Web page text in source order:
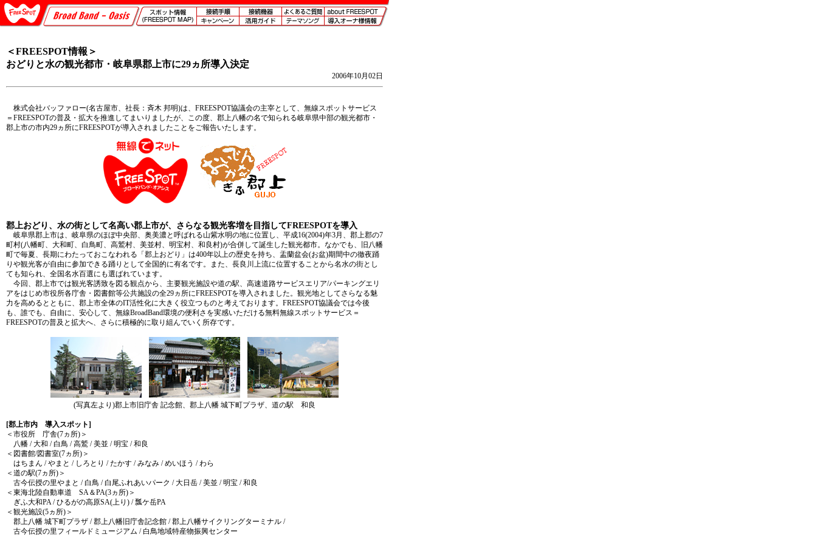
＜FREESPOT情報＞
おどりと水の観光都市・岐阜県郡上市に29ヵ所導入決定
2006年10月02日
株式会社バッファロー(名古屋市、社長：斉木 邦明)は、FREESPOT協議会の主宰として、無線スポットサービス
＝FREESPOTの普及・拡大を推進してまいりましたが、この度、郡上八幡の名で知られる岐阜県中部の観光都市・
郡上市の市内29ヵ所にFREESPOTが導入されましたことをご報告いたします。
郡上おどり、水の街として名高い郡上市が、さらなる観光客増を目指してFREESPOTを導入
岐阜県郡上市は、岐阜県のほぼ中央部、奥美濃と呼ばれる山紫水明の地に位置し、平成16(2004)年3月、郡上郡の7
町村(八幡町、大和町、白鳥町、高鷲村、美並村、明宝村、和良村)が合併して誕生した観光都市。なかでも、旧八幡
町で毎夏、長期にわたっておこなわれる「郡上おどり」は400年以上の歴史を持ち、盂蘭盆会(お盆)期間中の徹夜踊
りや観光客が自由に参加できる踊りとして全国的に有名です。また、長良川上流に位置することから名水の街とし
ても知られ、全国名水百選にも選ばれています。
今回、郡上市では観光客誘致を図る観点から、主要観光施設や道の駅、高速道路サービスエリア/パーキングエリ
アをはじめ市役所各庁舎・図書館等公共施設の全29ヵ所にFREESPOTを導入されました。観光地としてさらなる魅
力を高めるとともに、郡上市全体のIT活性化に大きく役立つものと考えております。FREESPOT協議会では今後
も、誰でも、自由に、安心して、無線BroadBand環境の便利さを実感いただける無料無線スポットサービス＝
FREESPOTの普及と拡大へ、さらに積極的に取り組んでいく所存です。
(写真左より)郡上市旧庁舎 記念館、郡上八幡 城下町プラザ、道の駅 和良
[郡上市内 導入スポット]
＜市役所 庁舎(7ヵ所)＞
八幡 / 大和 / 白鳥 / 高鷲 / 美並 / 明宝 / 和良
＜図書館/図書室(7ヵ所)＞
はちまん / やまと / しろとり / たかす / みなみ / めいほう / わら
＜道の駅(7ヵ所)＞
古今伝授の里やまと / 白鳥 / 白尾ふれあいパーク / 大日岳 / 美並 / 明宝 / 和良
＜東海北陸自動車道 SA＆PA(3ヵ所)＞
ぎふ大和PA / ひるがの高原SA(上り) / 瓢ケ岳PA
＜観光施設(5ヵ所)＞
郡上八幡 城下町プラザ / 郡上八幡旧庁舎記念館 / 郡上八幡サイクリングターミナル /
古今伝授の里フィールドミュージアム / 白鳥地域特産物振興センター